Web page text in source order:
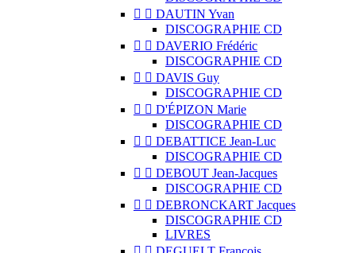
  DAUTIN Yvan
DISCOGRAPHIE CD
  DAVERIO Frédéric
DISCOGRAPHIE CD
  DAVIS Guy
DISCOGRAPHIE CD
  D'ÉPIZON Marie
DISCOGRAPHIE CD
  DEBATTICE Jean-Luc
DISCOGRAPHIE CD
  DEBOUT Jean-Jacques
DISCOGRAPHIE CD
  DEBRONCKART Jacques
DISCOGRAPHIE CD
LIVRES